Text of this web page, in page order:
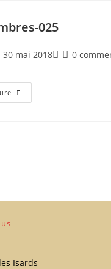
025
30 mai 2018 0
Isards